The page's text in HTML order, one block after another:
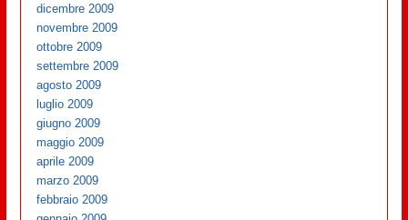
dicembre 2009
novembre 2009
ottobre 2009
settembre 2009
agosto 2009
luglio 2009
giugno 2009
maggio 2009
aprile 2009
marzo 2009
febbraio 2009